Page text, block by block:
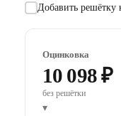
Добавить решётку
Оцинковка
10 098 ₽
без решётки
▾